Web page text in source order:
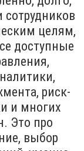
сотрудников
целям,
доступные
риск-
и многих
Это про
выбор